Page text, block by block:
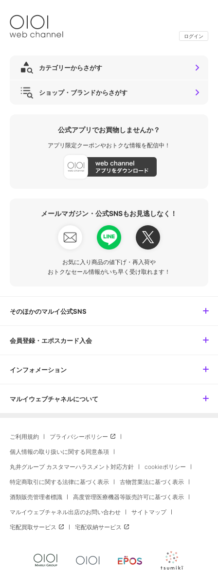
ログイン
カテゴリーからさがす
ショップ・ブランドからさがす
公式アプリでお買物しませんか？
アプリ限定クーポンやおトクな情報を配信中！
メールマガジン・公式SNSもお見逃しなく！
お気に入り商品の値下げ・再入荷や
おトクなセール情報がいち早く受け取れます！
そのほかのマルイ公式SNS
会員登録・エポスカード入会
インフォメーション
マルイウェブチャネルについて
ご利用規約 プライバシーポリシー
個人情報の取り扱いに関する同意条項
丸井グループ カスタマーハラスメント対応方針 cookieポリシー
特定商取引に関する法律に基づく表示 古物営業法に基づく表示
酒類販売管理者標識 高度管理医療機器等販売許可に基づく表示
マルイウェブチャネル出店のお問い合わせ サイトマップ
宅配買取サービス 宅配収納サービス